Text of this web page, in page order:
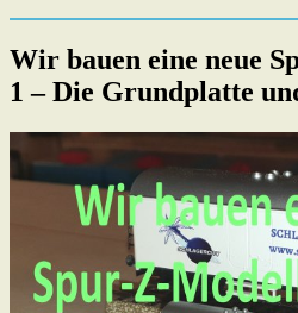
Wir bauen eine neue
1 – Die Grundplatte